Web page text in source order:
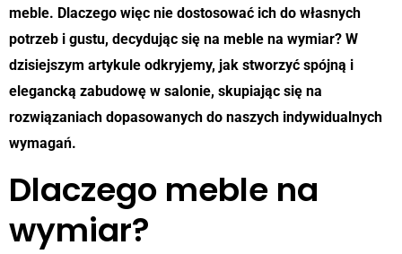
meble. Dlaczego więc nie dostosować ich do własnych
potrzeb i gustu, decydując się na meble na wymiar? W
dzisiejszym artykule odkryjemy, jak stworzyć spójną i
elegancką zabudowę w salonie, skupiając się na
rozwiązaniach dopasowanych do naszych indywidualnych
wymagań.
Dlaczego meble na
wymiar?